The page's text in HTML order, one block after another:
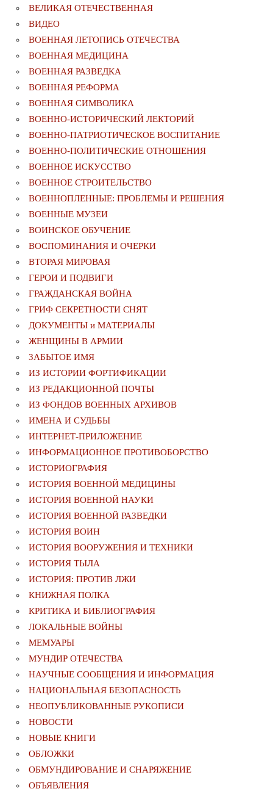
ВЕЛИКАЯ ОТЕЧЕСТВЕННАЯ
ВИДЕО
ВОЕННАЯ ЛЕТОПИСЬ ОТЕЧЕСТВА
ВОЕННАЯ МЕДИЦИНА
ВОЕННАЯ РАЗВЕДКА
ВОЕННАЯ РЕФОРМА
ВОЕННАЯ СИМВОЛИКА
ВОЕННО-ИСТОРИЧЕСКИЙ ЛЕКТОРИЙ
ВОЕННО-ПАТРИОТИЧЕСКОЕ ВОСПИТАНИЕ
ВОЕННО-ПОЛИТИЧЕСКИE ОТНОШЕНИЯ
ВОЕННОЕ ИСКУССТВО
ВОЕННОЕ СТРОИТЕЛЬСТВО
ВОЕННОПЛЕННЫЕ: ПРОБЛЕМЫ И РЕШЕНИЯ
ВОЕННЫЕ МУЗЕИ
ВОИНСКОЕ ОБУЧЕНИЕ
ВОСПОМИНАНИЯ И ОЧЕРКИ
ВТОРАЯ МИРОВАЯ
ГЕРОИ И ПОДВИГИ
ГРАЖДАНСКАЯ ВОЙНА
ГРИФ СЕКРЕТНОСТИ СНЯТ
ДОКУМЕНТЫ и МАТЕРИАЛЫ
ЖЕНЩИНЫ В АРМИИ
ЗАБЫТОЕ ИМЯ
ИЗ ИСТОРИИ ФОРТИФИКАЦИИ
ИЗ РЕДАКЦИОННОЙ ПОЧТЫ
ИЗ ФОНДОВ ВОЕННЫХ АРХИВОВ
ИМЕНА И СУДЬБЫ
ИНТЕРНЕТ-ПРИЛОЖЕНИЕ
ИНФОРМАЦИОННОЕ ПРОТИВОБОРСТВО
ИСТОРИОГРАФИЯ
ИСТОРИЯ ВОЕННОЙ МЕДИЦИНЫ
ИСТОРИЯ ВОЕННОЙ НАУКИ
ИСТОРИЯ ВОЕННОЙ РАЗВЕДКИ
ИСТОРИЯ ВОИН
ИСТОРИЯ ВООРУЖЕНИЯ И ТЕХНИКИ
ИСТОРИЯ ТЫЛА
ИСТОРИЯ: ПРОТИВ ЛЖИ
КНИЖНАЯ ПОЛКА
КРИТИКА И БИБЛИОГРАФИЯ
ЛОКАЛЬНЫЕ ВОЙНЫ
МЕМУАРЫ
МУНДИР ОТЕЧЕСТВА
НАУЧНЫЕ СООБЩЕНИЯ И ИНФОРМАЦИЯ
НАЦИОНАЛЬНАЯ БЕЗОПАСНОСТЬ
НЕОПУБЛИКОВАННЫЕ РУКОПИСИ
НОВОСТИ
НОВЫЕ КНИГИ
ОБЛОЖКИ
ОБМУНДИРОВАНИЕ И СНАРЯЖЕНИЕ
ОБЪЯВЛЕНИЯ